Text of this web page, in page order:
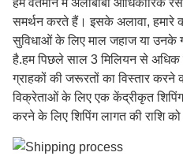
समर्थन करते हैं। इसके अलावा, हमारे
सुविधाओं के लिए माल जहाज या उनके
है.हम पिछले साल 3 मिलियन से अधिक
ग्राहकों की जरूरतों का विस्तार
विक्रेताओं के लिए एक केंद्रीकृत
करने के लिए शिपिंग लागत की राशि